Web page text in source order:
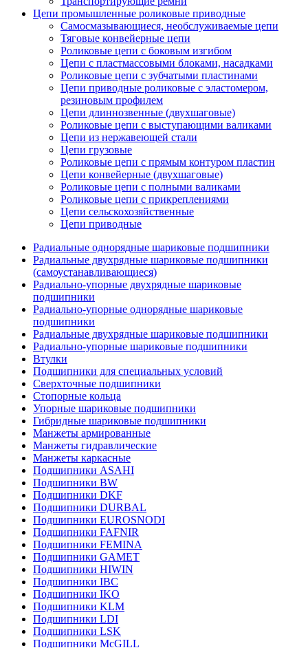
Цепи промышленные роликовые приводные
Самосмазывающиеся, необслуживаемые цепи
Тяговые конвейерные цепи
Роликовые цепи с боковым изгибом
Цепи с пластмассовыми блоками, насадками
Роликовые цепи с зубчатыми пластинами
Цепи приводные роликовые с эластомером,
резиновым профилем
Цепи длиннозвенные (двухшаговые)
Роликовые цепи с выступающими валиками
Цепи из нержавеющей стали
Цепи грузовые
Роликовые цепи с прямым контуром пластин
Цепи конвейерные (двухшаговые)
Роликовые цепи с полными валиками
Роликовые цепи с прикреплениями
Цепи сельскохозяйственные
Цепи приводные
Радиальные однорядные шариковые подшипники
Радиальные двухрядные шариковые подшипники
(самоустанавливающиеся)
Радиально-упорные двухрядные шариковые
подшипники
Радиально-упорные однорядные шариковые
подшипники
Радиальные двухрядные шариковые подшипники
Радиально-упорные шариковые подшипники
Втулки
Подшипники для специальных условий
Сверхточные подшипники
Стопорные кольца
Упорные шариковые подшипники
Гибридные шариковые подшипники
Манжеты армированные
Манжеты гидравлические
Манжеты каркасные
Подшипники ASAHI
Подшипники BW
Подшипники DKF
Подшипники DURBAL
Подшипники EUROSNODI
Подшипники FAFNIR
Подшипники FEMINA
Подшипники GAMET
Подшипники HIWIN
Подшипники IBC
Подшипники IKO
Подшипники KLM
Подшипники LDI
Подшипники LSK
Подшипники McGILL